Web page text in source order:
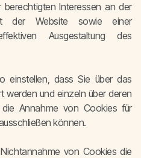
berechtigten Interessen an der
der Website sowie einer
Ausgestaltung des
einstellen, dass Sie über das
werden und einzeln über deren
Annahme von Cookies für
können.
von Cookies die